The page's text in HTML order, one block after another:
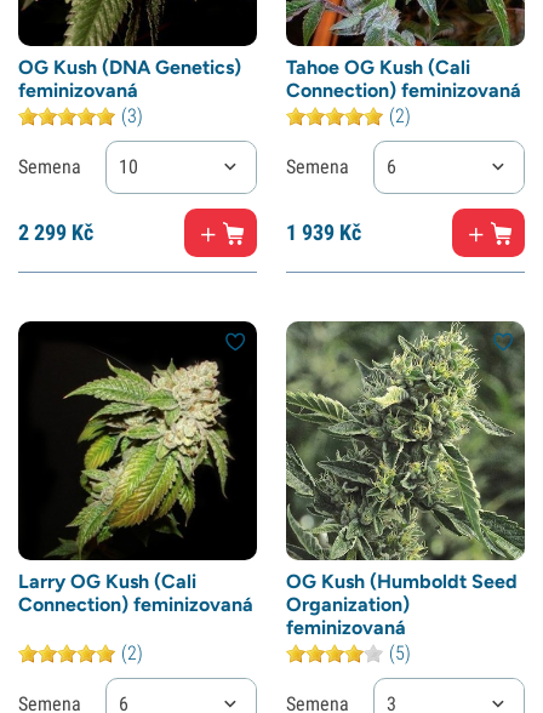
OG Kush (DNA Genetics)
feminizovaná
(3)
Semena 10
2299 Kč
Tahoe OG Kush (Cali
Connection) feminizovaná
(2)
Semena 6
1 939 Kč
Larry OG Kush (Cali
Connection) feminizovaná
(2)
Semena 6
OG Kush (Humboldt Seed
Organization)
feminizovaná
(5)
Semena 3